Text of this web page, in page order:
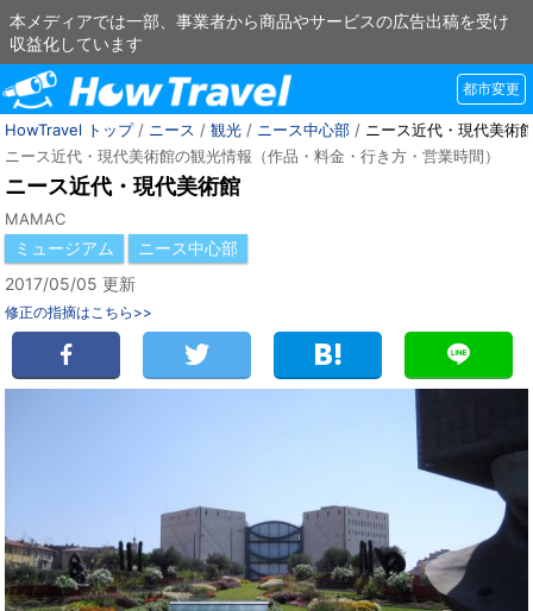
本メディアでは一部、事業者から商品やサービスの広告出稿を受け
収益化しています
都市変更
HowTravel トップ/ ニース / 観光 / ニース中心部 / ニース近代・現代美術
ニース近代・現代美術館の観光情報（作品・料金・行き方・営業時間）
ニース近代・現代美術館
MAMAC
ミュージアム
ニース中心部
2017/05/05 更新
修正の指摘はこちら>>